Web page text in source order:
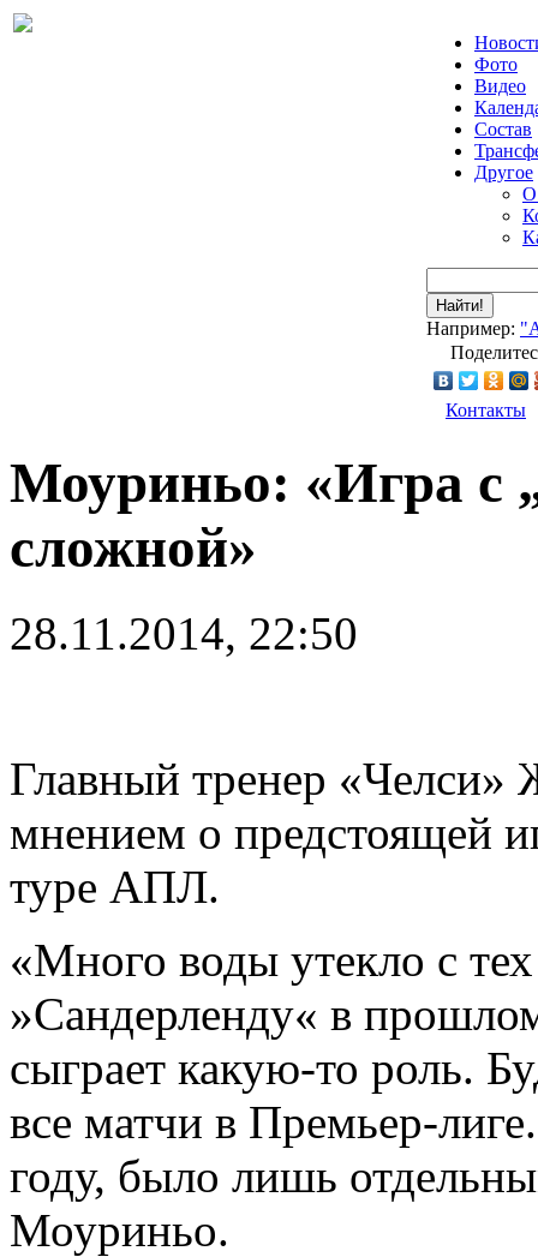
Фото
Видео
Состав
Другое
О
Найти!
Например:
Контакты
Моуриньо: «Игра с
сложной»
28.11.2014, 22:50
Главный тренер «Челси»
мнением о предстоящей
туре АПЛ.
«Много воды утекло с
»Сандерленду« в
сыграет какую-то роль.
все матчи в Премьер-
году, было лишь
Моуриньо.